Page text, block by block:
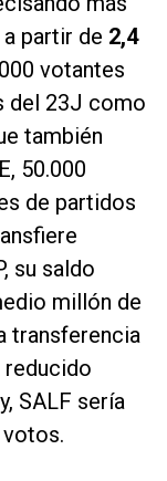
partir de 2,4
votantes
del 23J como
también
50.000
de partidos
su saldo
millón de
transferencia
reducido
SALF sería